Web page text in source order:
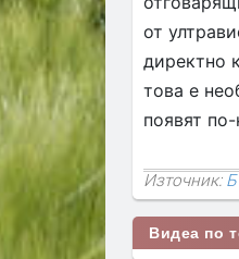
от
директно
това е
появят
Източник:
Видеа по